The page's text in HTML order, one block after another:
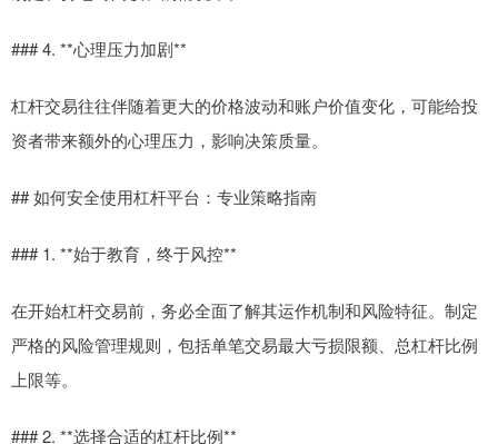
### 4. **心理压力加剧**
杠杆交易往往伴随着更大的价格波动和账户价值变化，可能给投
资者带来额外的心理压力，影响决策质量。
## 如何安全使用杠杆平台：专业策略指南
### 1. **始于教育，终于风控**
在开始杠杆交易前，务必全面了解其运作机制和风险特征。制定
严格的风险管理规则，包括单笔交易最大亏损限额、总杠杆比例
上限等。
### 2. **选择合适的杠杆比例**